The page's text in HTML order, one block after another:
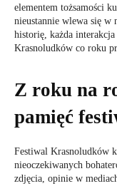
elementem tożsamości
nieustannie wlewa się w
historię, każda
Krasnoludków co roku
Z roku na
pamięć
Festiwal Krasnoludków
nieoczekiwanych
zdjęcia, opinie w